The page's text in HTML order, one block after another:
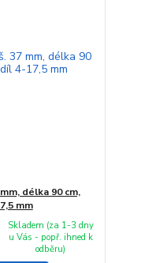
délka 90 cm,
mm
Skladem (za 1-3 dny
u Vás - popř. ihned k
odběru)